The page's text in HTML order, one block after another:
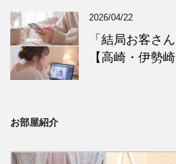
2026/04/22
「結局お客さ
【高崎・伊勢
お部屋紹介